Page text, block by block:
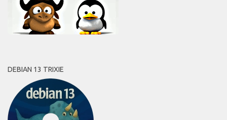
DEBIAN 13 TRIXIE